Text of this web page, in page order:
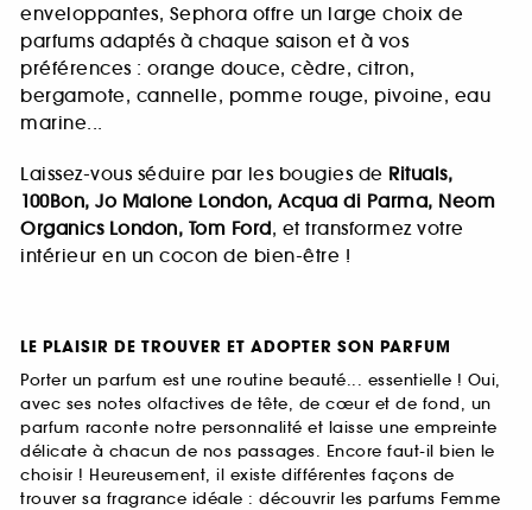
enveloppantes, Sephora offre un large choix de
parfums adaptés à chaque saison et à vos
préférences : orange douce, cèdre, citron,
bergamote, cannelle, pomme rouge, pivoine, eau
marine...
Laissez-vous séduire par les bougies de Rituals,
100Bon, Jo Malone London, Acqua di Parma, Neom
Organics London, Tom Ford, et transformez votre
intérieur en un cocon de bien-être !
LE PLAISIR DE TROUVER ET ADOPTER SON PARFUM
Porter un parfum est une routine beauté... essentielle ! Oui,
avec ses notes olfactives de tête, de cœur et de fond, un
parfum raconte notre personnalité et laisse une empreinte
délicate à chacun de nos passages. Encore faut-il bien le
choisir ! Heureusement, il existe différentes façons de
trouver sa fragrance idéale : découvrir les parfums Femme